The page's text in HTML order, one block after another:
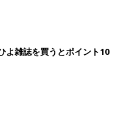
よ雑誌を買うとポイント10